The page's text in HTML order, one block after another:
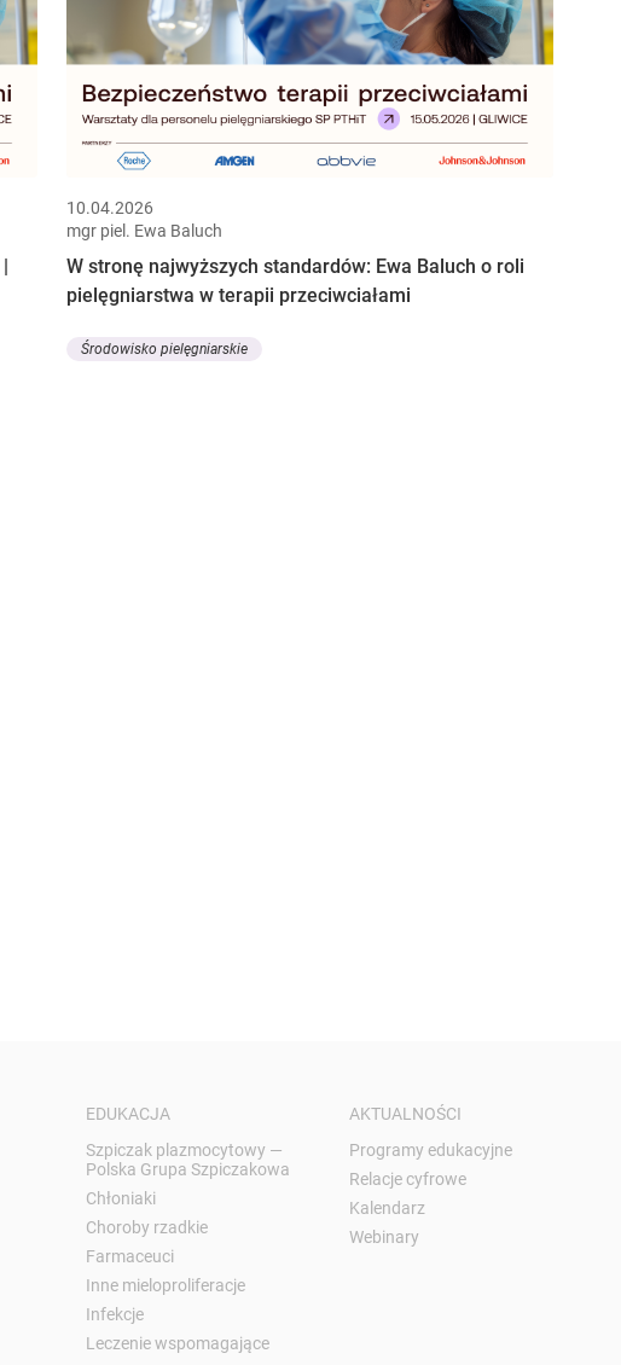
10.04.2026
mgr piel. Ewa Baluch
W stronę najwyższych standardów: Ewa Baluch o roli
pielęgniarstwa w terapii przeciwciałami
Środowisko pielęgniarskie
EDUKACJA
Szpiczak plazmocytowy —
Polska Grupa Szpiczakowa
Chłoniaki
Choroby rzadkie
Farmaceuci
Inne mieloproliferacje
Infekcje
Leczenie wspomagające
AKTUALNOŚCI
Programy edukacyjne
Relacje cyfrowe
Kalendarz
Webinary